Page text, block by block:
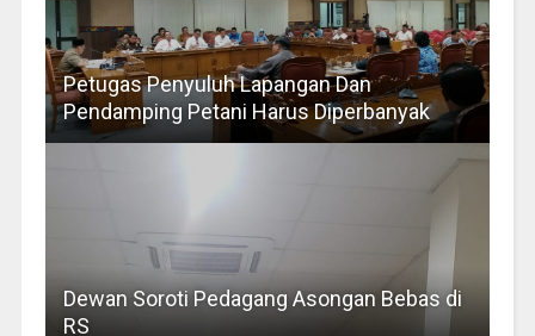
Petugas Penyuluh Lapangan Dan
Pendamping Petani Harus Diperbanyak
Dewan Soroti Pedagang Asongan Bebas di
RS